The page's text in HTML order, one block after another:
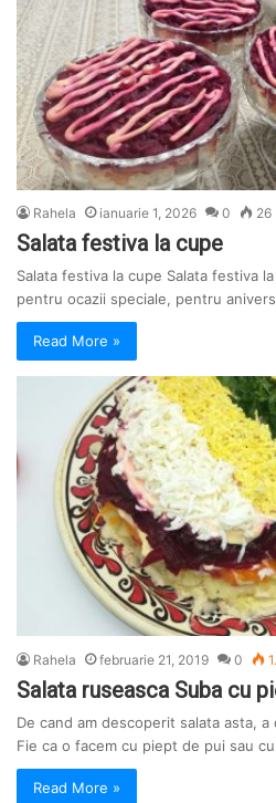
Rahela ianuarie 1, 2026 0 26
Salata festiva la cupe
Salata festiva la cupe Salata festiva
pentru ocazii speciale, pentru
Read More »
Rahela februarie 21, 2019 0
Salata ruseasca Suba cu
De cand am descoperit salata asta,
Fie ca o facem cu piept de pui sau
Read More »